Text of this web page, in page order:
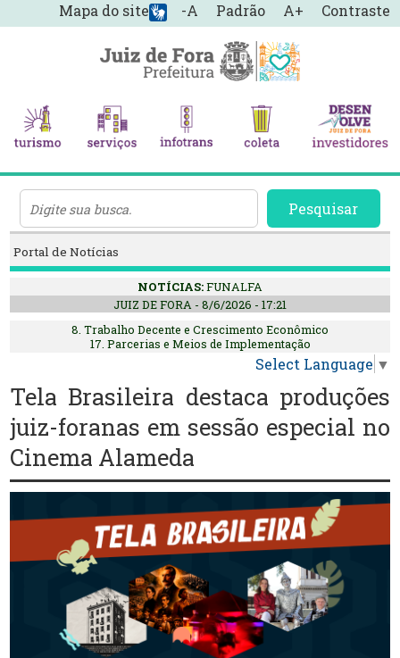
-A Padrão A+ Contraste
Mapa do site
Pesquisar
Portal de Notícias
NOTÍCIAS:FUNALFA
JUIZ DE FORA - 8/6/2026 - 17:21
8. Trabalho Decente e Crescimento Econômico
17. Parcerias e Meios de Implementação
Select Language ▼
Tela Brasileira destaca produções
juiz-foranas em sessão especial no
Cinema Alameda